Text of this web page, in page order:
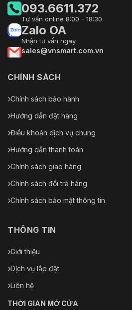
093.6611.372
Tư vấn online 8:00 - 18:30
Zalo OA
Nhận tư vấn ngay
sales@vnsmart.com.vn
CHÍNH SÁCH
Chính sách bảo hành
Hướng dẫn đặt hàng
Điều khoản dịch vụ chung
Hướng dẫn thanh toán
Chính sách giao hàng
Chính sách đổi trả hàng
Chính sách bảo mật thông tin
THÔNG TIN
Giới thiệu
Dịch vụ lắp đặt
Liên hệ
THỜI GIAN MỞ CỬA